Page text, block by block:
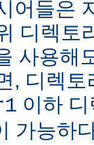
어들은
디렉토
사용해
, 디렉
이하
가능하